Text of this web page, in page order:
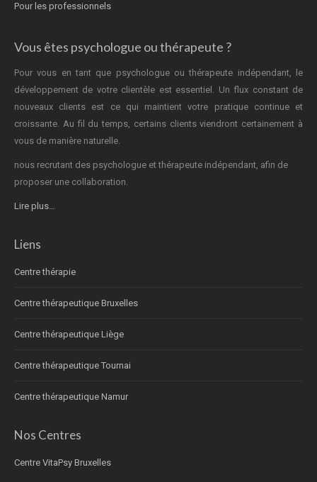
Pour les professionnels
Vous êtes psychologue ou thérapeute ?
Pour vous en tant que psychologue ou thérapeute indépendant, le
développement de votre clientèle est essentiel. Un flux constant de
nouveaux clients est ce qui maintient votre pratique continue et
croissante. Au fil du temps, certains clients viendront certainement à
vous de manière naturelle.
nous recrutant des psychologue et thérapeute indépendant, afin de
proposer une collaboration.
Lire plus…
Liens
Centre thérapie
Centre thérapeutique Bruxelles
Centre thérapeutique Liège
Centre thérapeutique Tournai
Centre thérapeutique Namur
Nos Centres
Centre VitaPsy Bruxelles